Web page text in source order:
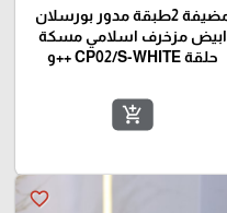
مضيفة 2طبقة مدور بورسلان
ابيض مزخرف اسلامي مسكة
حلقة CP02/S-WHITE ++و
add_shopping_cart
favorite_border